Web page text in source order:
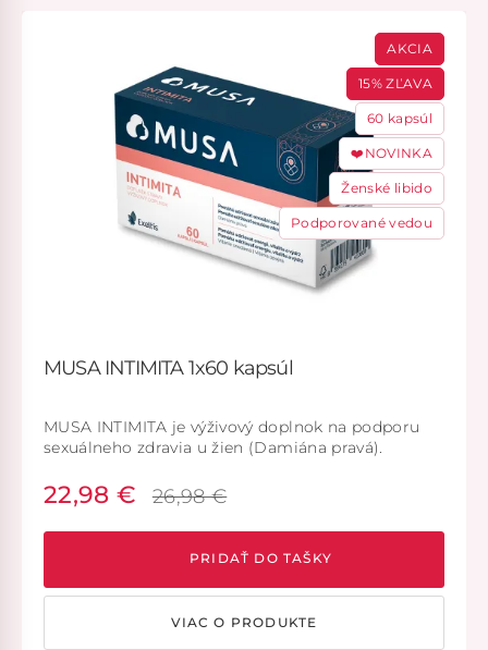
AKCIA
15% ZĽAVA
60 kapsúl
❤️NOVINKA
Ženské libido
Podporované vedou
MUSA INTIMITA 1x60 kapsúl
MUSA INTIMITA je výživový doplnok na podporu
sexuálneho zdravia u žien (Damiána pravá).
opojná).
22,98 € 26,98 €
PRIDAŤ DO TAŠKY
VIAC O PRODUKTE